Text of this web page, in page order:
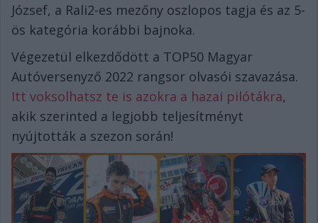
József, a Rali2-es mezőny oszlopos tagja és az 5-
ös kategória korábbi bajnoka.
Végezetül elkezdődött a TOP50 Magyar
Autóversenyző 2022 rangsor olvasói szavazása.
Itt voksolhatsz te is azokra a hazai pilótákra,
akik szerinted a legjobb teljesítményt
nyújtották a szezon során!